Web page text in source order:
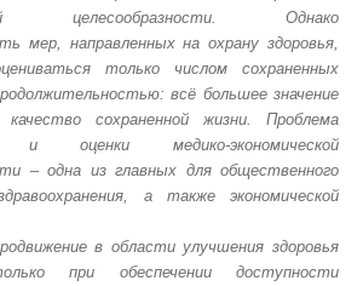
целесообразности. Однако
мер, направленных на охрану здоровья,
только числом сохраненных
всё большее значение
качество сохраненной жизни. Проблема
и оценки медико-экономической
– одна из главных для общественного
а также экономической
в области улучшения здоровья
при обеспечении доступности